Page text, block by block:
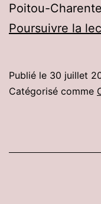
Poitou-
Poursuivre la
Publié le 30 juillet
Catégorisé comme